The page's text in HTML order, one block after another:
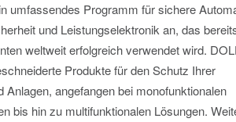
umfassendes Programm für sichere
und Leistungselektronik an, das
weltweit erfolgreich verwendet wird.
Produkte für den Schutz Ihrer
Anlagen, angefangen bei monofunktionalen
bis hin zu multifunktionalen Lösungen.